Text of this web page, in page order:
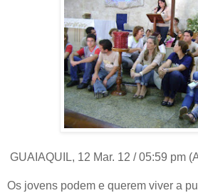
GUAIAQUIL, 12 Mar. 12 / 05:59 pm
Os jovens podem e querem viver a